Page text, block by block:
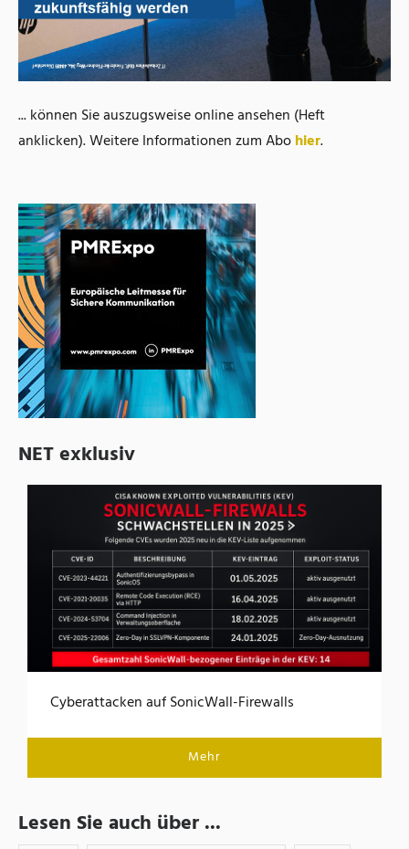
... können Sie auszugsweise online ansehen (Heft
anklicken). Weitere Informationen zum Abohier.
NET exklusiv
Cyberattacken auf SonicWall-Firewalls
Mehr
Lesen Sie auch über ...